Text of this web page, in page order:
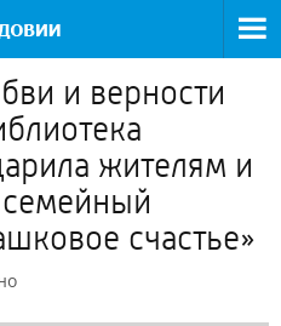
и верности
жителям и
семейный
счастье»